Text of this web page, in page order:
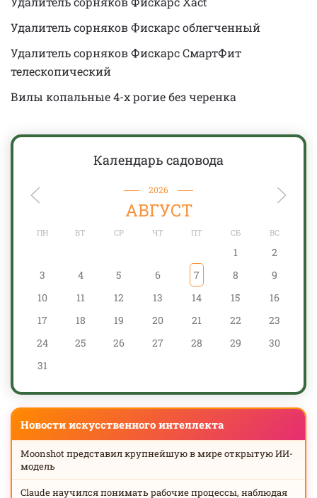
Удалитель сорняков Фискарс облегченный
Удалитель сорняков Фискарс СмартФит
телескопический
Вилы копальные 4-х рогие без черенка
Календарь садовода
2026
АВГУСТ
ПН ВТ СР ЧТ ПТ СБ ВС
1
2
3
4 5 6 7 8
9
10
11 12 13 14 15
16
17
18 19 20 21 22
23
24
25 26 27 28 29
30
31
Новости искусственного интеллекта
Moonshot представил крупнейшую в мире открытую ИИ-
модель
Claude научился понимать рабочие процессы, наблюдая